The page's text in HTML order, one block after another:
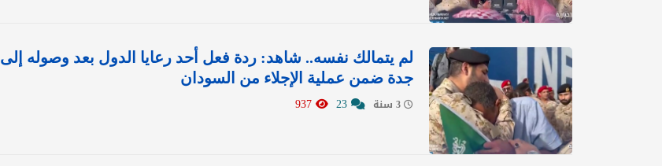
لم يتمالك نفسه.. شاهد: ردة فعل أحد رعايا الدول بعد وصوله إلى
جدة ضمن عملية الإجلاء من السودان